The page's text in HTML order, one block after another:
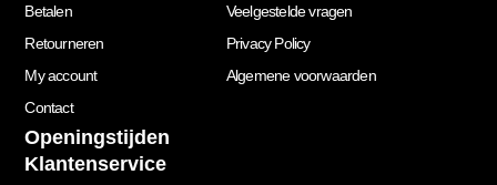
Betalen
Retourneren
My account
Contact
Veelgestelde vragen
Privacy Policy
Algemene voorwaarden
Openingstijden
Klantenservice